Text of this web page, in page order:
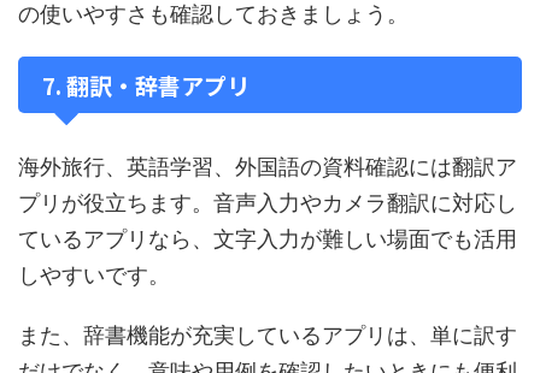
の使いやすさも確認しておきましょう。
7. 翻訳・辞書アプリ
海外旅行、英語学習、外国語の資料確認には翻訳ア
プリが役立ちます。音声入力やカメラ翻訳に対応し
ているアプリなら、文字入力が難しい場面でも活用
しやすいです。
また、辞書機能が充実しているアプリは、単に訳す